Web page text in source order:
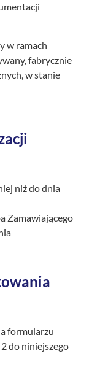
w ramach
fabrycznie
w stanie
niż do dnia
Zamawiającego
formularzu
do niniejszego